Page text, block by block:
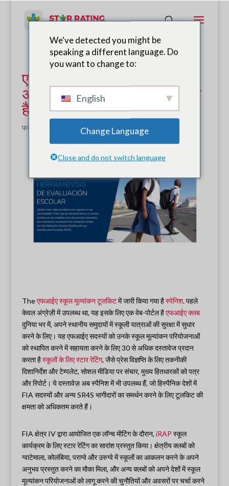
एफआईए स्कूल मूल्यांकन टूलकिट
अब अंग्रेजी और स्पेनिश में उपलब्ध
है
फरवरी 9, 2021 समाचार
Theएफआईए स्कूल मूल्यांकन टूलकिटमें जारी किया गया हैस्पेनिश. पहले
केवल अंग्रेज़ी में उपलब्ध था, यह इसके लिए एक वेब-पोर्टल हैएफआईए क्लब
दुनिया भर में, अपने स्थानीय समुदायों में स्कूली यात्राओं की सुरक्षा में सुधार
करने के लिए। यह एफआईए सदस्यों को उनके स्कूल मूल्यांकन परियोजनाओं
को स्थापित करने में सहायता करने के लिए 30 से अधिक दस्तावेज प्रदान
करता हैस्कूलों के लिए स्टार रेटिंग, जैसे प्रेस विज्ञप्ति के लिए तकनीकी
दिशानिर्देश और टेम्पलेट, सोशल मीडिया पर संचार, मुख्य हितधारकों को पत्र
और रिपोर्ट। ये दस्तावेज़ अब स्पैनिश में भी उपलब्ध हैं, जो हिस्पैनिक देशों में
FIA सदस्यों और अन्य SR4S भागीदारों का समर्थन करने के लिए टूलकिट की
क्षमता को अधिकतम करते हैं।
FIA क्षेत्र IV द्वारा आयोजित एक लॉन्च मीटिंग के दौरान, iRAP स्कूल
कार्यक्रम के लिए स्टार रेटिंग का सारांश प्रस्तुत किया। क्षेत्रीय क्लबों को
ग्वाटेमाला, कोलंबिया, पराग्वे और उरुग्वे में स्कूलों का आकलन करने के अपने
अनुभव प्रस्तुत करने का मौका मिला, और अन्य क्लबों को अपने देशों में स्कूल
मूल्यांकन परियोजनाओं को लागू करने की चुनौतियों और अवसरों पर चर्चा करने
We've detected you might be
speaking a different language. Do
you want to change to:
English
Change Language
Close and do not switch language